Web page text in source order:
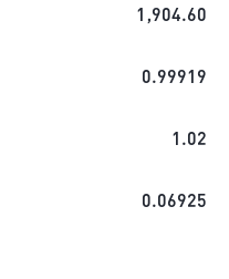
1,904.60
0.99919
1.02
0.06925